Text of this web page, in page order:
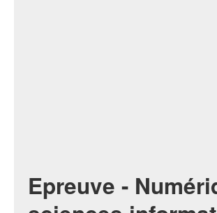
Epreuve -